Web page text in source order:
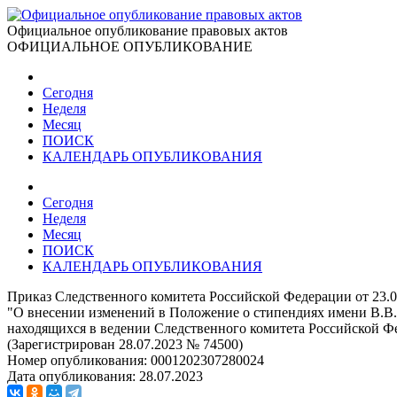
Официальное опубликование правовых актов
ОФИЦИАЛЬНОЕ ОПУБЛИКОВАНИЕ
Сегодня
Неделя
Месяц
ПОИСК
КАЛЕНДАРЬ ОПУБЛИКОВАНИЯ
Сегодня
Неделя
Месяц
ПОИСК
КАЛЕНДАРЬ ОПУБЛИКОВАНИЯ
Приказ Следственного комитета Российской Федерации от
"О внесении изменений в Положение о стипендиях имени В.В.
находящихся в ведении Следственного комитета Российской
(Зарегистрирован 28.07.2023 № 74500)
Номер опубликования: 0001202307280024
Дата опубликования: 28.07.2023